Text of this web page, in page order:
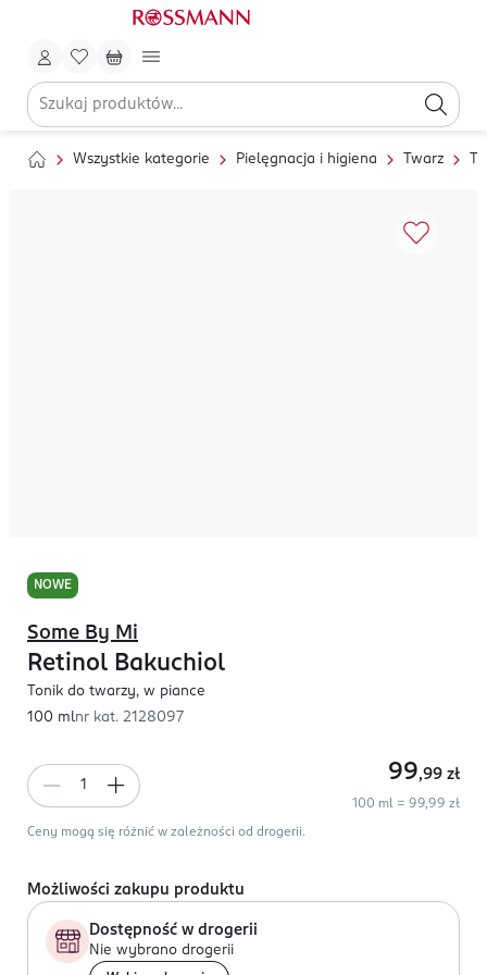
Wszystkie kategorie Pielęgnacja i higiena Twarz
NOWE
Some By Mi
Retinol Bakuchiol
Tonik do twarzy, w piance
100 mlnr kat. 2128097
99,99 zł
100 ml = 99,99 zł
Ceny mogą się różnić w zależności od drogerii.
Możliwości zakupu produktu
Dostępność w drogerii
Nie wybrano drogerii